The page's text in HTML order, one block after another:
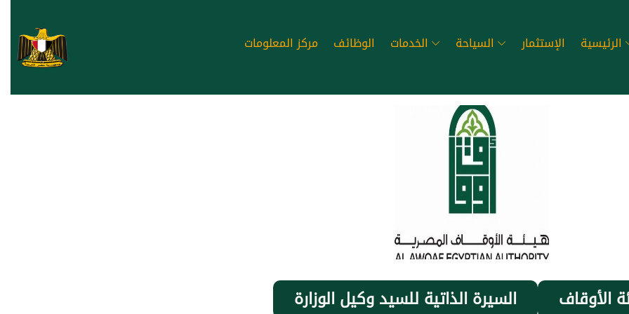
مركز المعلومات الوظائف الخدمات السياحة الإستثمار الرئيسية
السيرة الذاتية للسيد وكيل الوزارة الأوقاف